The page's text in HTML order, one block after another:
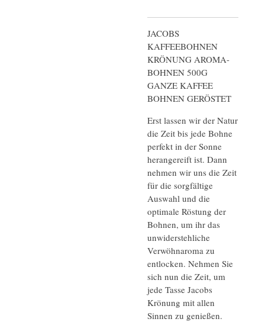
JACOBS
KAFFEEBOHNEN
KRÖNUNG AROMA-
BOHNEN 500G
GANZE KAFFEE
BOHNEN GERÖSTET
Erst lassen wir der Natur
die Zeit bis jede Bohne
perfekt in der Sonne
herangereift ist. Dann
nehmen wir uns die Zeit
für die sorgfältige
Auswahl und die
optimale Röstung der
Bohnen, um ihr das
unwiderstehliche
Verwöhnaroma zu
entlocken. Nehmen Sie
sich nun die Zeit, um
jede Tasse Jacobs
Krönung mit allen
Sinnen zu genießen.